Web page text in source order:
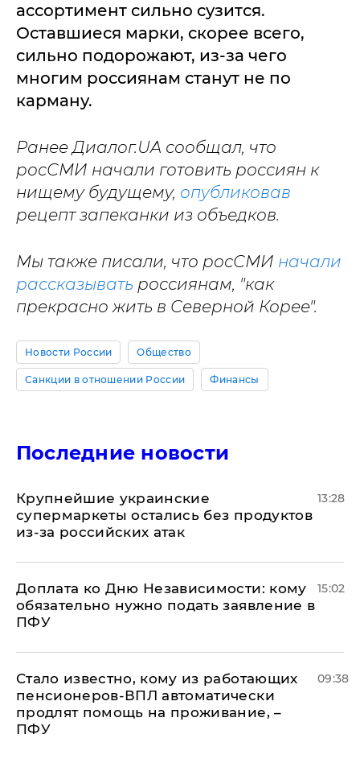
ассортимент сильно сузится.
Оставшиеся марки, скорее всего,
сильно подорожают, из-за чего
многим россиянам станут не по
карману.
Ранее Диалог.UA сообщал, что
росСМИ начали готовить россиян к
нищему будущему, опубликовав
рецепт запеканки из объедков.
Мы также писали, что росСМИ начали
рассказывать россиянам, "как
прекрасно жить в Северной Корее".
Новости России Общество
Санкции в отношении России Финансы
Последние новости
Крупнейшие украинские
супермаркеты остались без продуктов
из-за российских атак
13:28
Доплата ко Дню Независимости: кому
обязательно нужно подать заявление в
ПФУ
15:02
Стало известно, кому из работающих
пенсионеров-ВПЛ автоматически
продлят помощь на проживание, –
ПФУ
09:38